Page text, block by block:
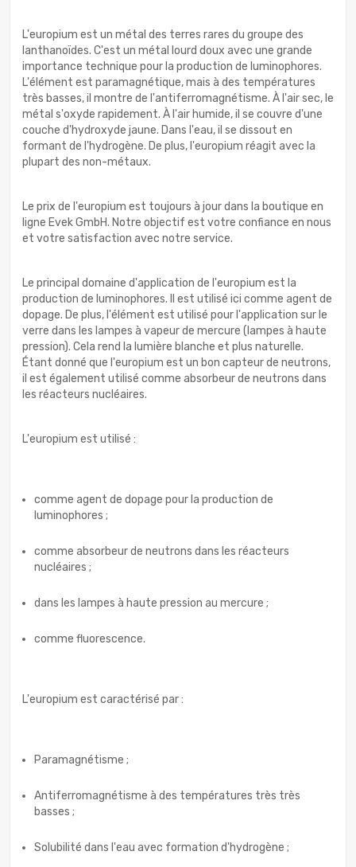
L'europium est un métal des terres rares du groupe des
lanthanoïdes. C'est un métal lourd doux avec une grande
importance technique pour la production de luminophores.
L'élément est paramagnétique, mais à des températures
très basses, il montre de l'antiferromagnétisme. À l'air sec, le
métal s'oxyde rapidement. À l'air humide, il se couvre d'une
couche d'hydroxyde jaune. Dans l'eau, il se dissout en
formant de l'hydrogène. De plus, l'europium réagit avec la
plupart des non-métaux.
Le prix de l'europium est toujours à jour dans la boutique en
ligne Evek GmbH. Notre objectif est votre confiance en nous
et votre satisfaction avec notre service.
Le principal domaine d'application de l'europium est la
production de luminophores. Il est utilisé ici comme agent de
dopage. De plus, l'élément est utilisé pour l'application sur le
verre dans les lampes à vapeur de mercure (lampes à haute
pression). Cela rend la lumière blanche et plus naturelle.
Étant donné que l'europium est un bon capteur de neutrons,
il est également utilisé comme absorbeur de neutrons dans
les réacteurs nucléaires.
L'europium est utilisé :
comme agent de dopage pour la production de
luminophores ;
comme absorbeur de neutrons dans les réacteurs
nucléaires ;
dans les lampes à haute pression au mercure ;
comme fluorescence.
L'europium est caractérisé par :
Paramagnétisme ;
Antiferromagnétisme à des températures très très
basses ;
Solubilité dans l'eau avec formation d'hydrogène ;